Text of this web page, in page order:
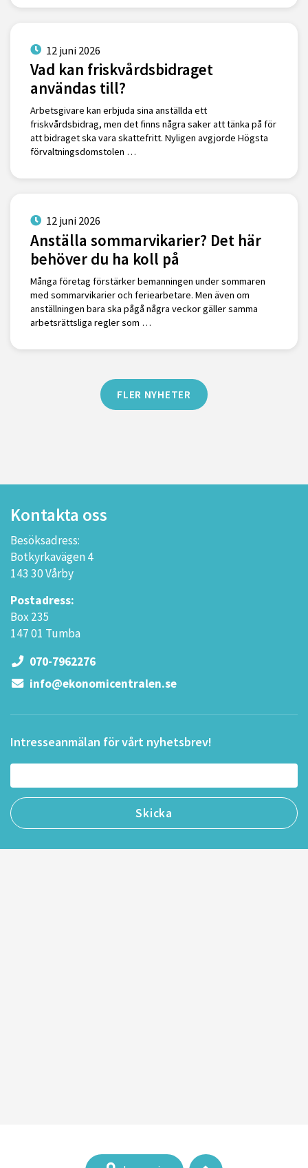
12 juni 2026
Vad kan friskvårdsbidraget
användas till?
Arbetsgivare kan erbjuda sina anställda ett
friskvårdsbidrag, men det finns några saker att tänka på för
att bidraget ska vara skattefritt. Nyligen avgjorde Högsta
förvaltningsdomstolen …
12 juni 2026
Anställa sommarvikarier? Det här
behöver du ha koll på
Många företag förstärker bemanningen under sommaren
med sommarvikarier och feriearbetare. Men även om
anställningen bara ska pågå några veckor gäller samma
arbetsrättsliga regler som …
FLER NYHETER
Kontakta oss
Besöksadress:
Botkyrkavägen 4
143 30 Vårby
Postadress:
Box 235
147 01 Tumba
070-7962276
info@ekonomicentralen.se
Intresseanmälan för vårt nyhetsbrev!